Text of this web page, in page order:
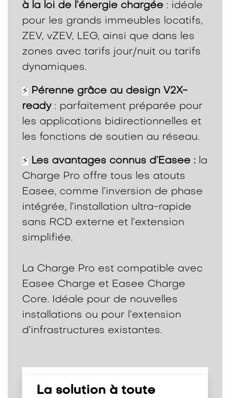
à la loi de l’énergie chargée : idéale
pour les grands immeubles locatifs,
ZEV, vZEV, LEG, ainsi que dans les
zones avec tarifs jour/nuit ou tarifs
dynamiques.​
⚡ Pérenne grâce au design V2X-
ready: parfaitement préparée pour
les applications bidirectionnelles et
les fonctions de soutien au réseau.
⚡ Les avantages connus d’Easee : la
Charge Pro offre tous les atouts
Easee, comme l’inversion de phase
intégrée, l’installation ultra-rapide
sans RCD externe et l’extension
simplifiée.
La Charge Pro est compatible avec
Easee Charge et Easee Charge
Core. Idéale pour de nouvelles
installations ou pour l’extension
d’infrastructures existantes.
La solution à toute